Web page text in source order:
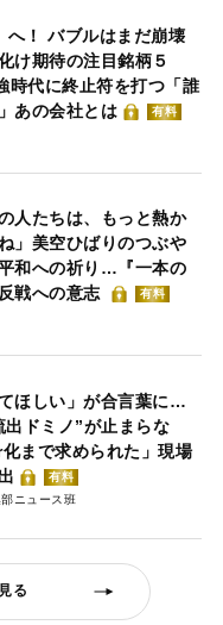
へ！ バブルはまだ崩壊
け期待の注目銘柄５
時代に終止符を打つ「誰
あの会社とは
有料
人たちは、もっと熱か
」美空ひばりのつぶや
和への祈り…『一本の
戦への意志
有料
ほしい」が合言葉に…
出ドミノ”が止まらな
まで求められた」現場
有料
ニュース班
る